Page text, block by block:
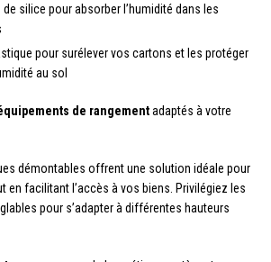
silice pour absorber l’humidité dans les
pour surélever vos cartons et les protéger
au sol
de rangementadaptés à votre
démontables offrent une solution idéale pour
en facilitant l’accès à vos biens. Privilégiez les
pour s’adapter à différentes hauteurs